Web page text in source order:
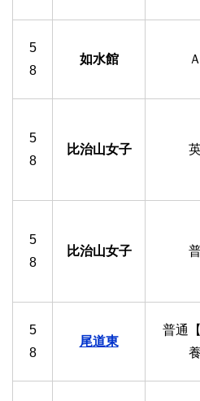
5
8
如水館
5
8
比治山女子
5
8
比治山女子
5
8
尾道東
普通